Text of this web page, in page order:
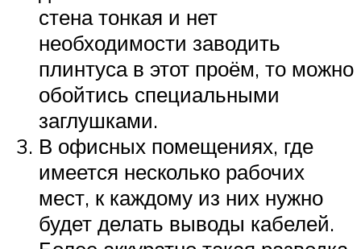
стена тонкая и нет
необходимости заводить
плинтуса в этот проём, то можно
обойтись специальными
заглушками.
В офисных помещениях, где
имеется несколько рабочих
мест, к каждому из них нужно
будет делать выводы кабелей.